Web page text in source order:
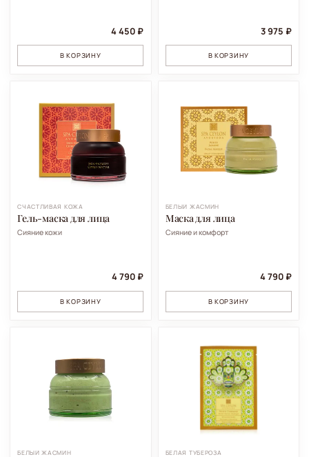
4 450 ₽
В КОРЗИНУ
3 975 ₽
В КОРЗИНУ
СЧАСТЛИВАЯ КОЖА
Гель-маска для лица
Сияние кожи
4 790 ₽
В КОРЗИНУ
БЕЛЫЙ ЖАСМИН
Маска для лица
Сияние и комфорт
4 790 ₽
В КОРЗИНУ
БЕЛЫЙ ЖАСМИН БЕЛАЯ ТУБЕРОЗА